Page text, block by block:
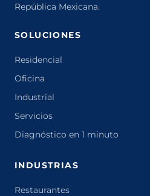
República Mexicana.
SOLUCIONES
Residencial
Oficina
Industrial
Servicios
Diagnóstico en 1 minuto
INDUSTRIAS
Restaurantes